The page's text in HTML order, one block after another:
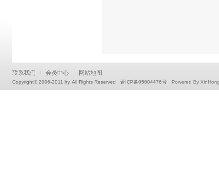
联系我们 会员中心 网站地图
Copyright© 2006-2011 hy. All Rights Reserved . 晋ICP备05004476号 Powered By